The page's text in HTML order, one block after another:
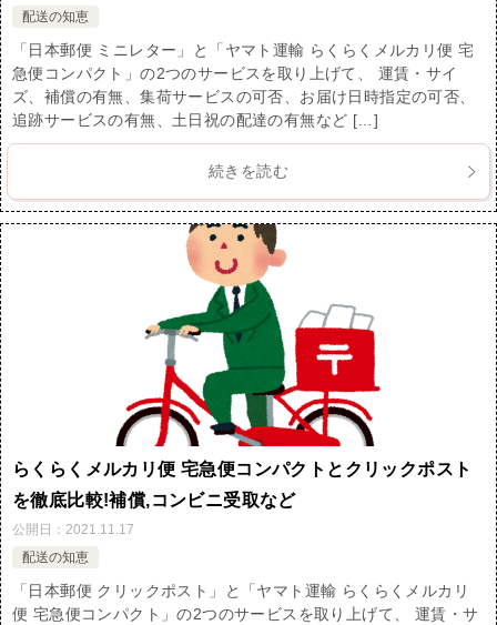
配送の知恵
「日本郵便 ミニレター」と「ヤマト運輸 らくらくメルカリ便 宅
急便コンパクト」の2つのサービスを取り上げて、 運賃・サイ
ズ、補償の有無、集荷サービスの可否、お届け日時指定の可否、
追跡サービスの有無、土日祝の配達の有無など […]
続きを読む
らくらくメルカリ便 宅急便コンパクトとクリックポスト
を徹底比較!補償,コンビニ受取など
公開日： 2021.11.17
配送の知恵
「日本郵便 クリックポスト」と「ヤマト運輸 らくらくメルカリ
便 宅急便コンパクト」の2つのサービスを取り上げて、 運賃・サ